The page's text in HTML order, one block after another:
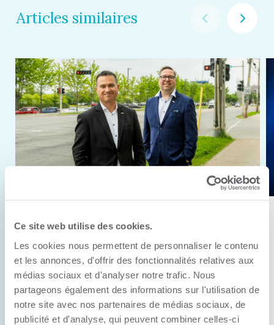
Ce site web utilise des cookies.
Les cookies nous permettent de personnaliser le contenu
et les annonces, d'offrir des fonctionnalités relatives aux
médias sociaux et d'analyser notre trafic. Nous
partageons également des informations sur l'utilisation de
notre site avec nos partenaires de médias sociaux, de
publicité et d'analyse, qui peuvent combiner celles-ci
Articles similaires
Anick Métivier devient le nouveau
président de la CCI3R
C’est lors de son assemblée générale annuelle
tenue hier que la Chambre de commerce et
d’industries de ...